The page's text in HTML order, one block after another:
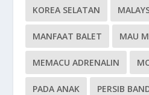
KOREA SELATAN
MANFAAT BALET MAU
MEMACU ADRENALIN
PADA ANAK PERSIB